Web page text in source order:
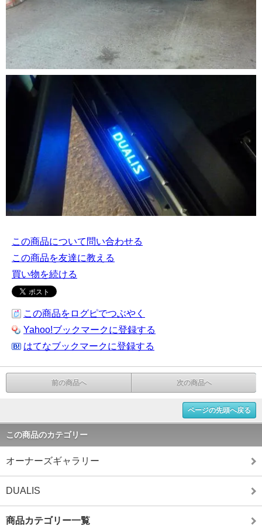
この商品について問い合わせる
この商品を友達に教える
買い物を続ける
この商品をログピでつぶやく
Yahoo!ブックマークに登録する
はてなブックマークに登録する
前の商品へ 次の商品へ
ページの先頭へ戻る
この商品のカテゴリー
オーナーズギャラリー
DUALIS
商品カテゴリー一覧